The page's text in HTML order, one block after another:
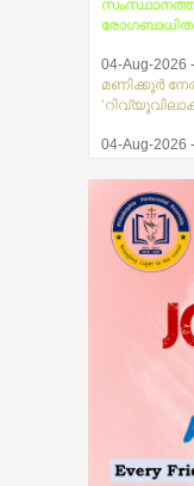
04-Aug-2026 -
മണിക്കൂർ
04-Aug-2026 -
03-Aug-2026 -
സതീശൻ
പ്രകാശനം
07-Aug-2026